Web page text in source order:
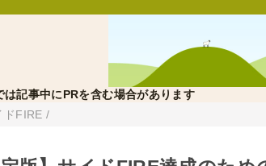
記事中にPRを含む場合があります
ドFIRE /